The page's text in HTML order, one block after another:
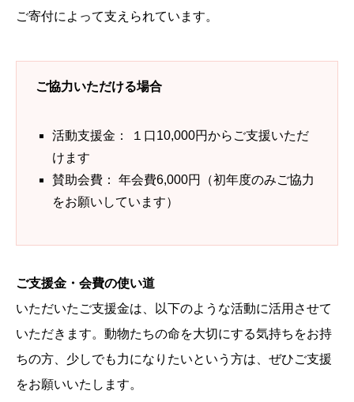
ご寄付によって支えられています。
ご協力いただける場合
活動支援金： １口10,000円からご支援いただ
けます
賛助会費： 年会費6,000円（初年度のみご協力
をお願いしています）
ご支援金・会費の使い道
いただいたご支援金は、以下のような活動に活用させて
いただきます。動物たちの命を大切にする気持ちをお持
ちの方、少しでも力になりたいという方は、ぜひご支援
をお願いいたします。